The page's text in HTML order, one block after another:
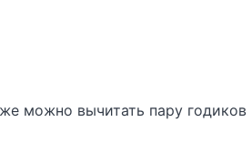
можно вычитать пару годиков